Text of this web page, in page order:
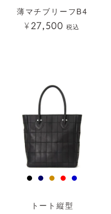
薄マチブリーフB4
¥27,500 税込
トート縦型